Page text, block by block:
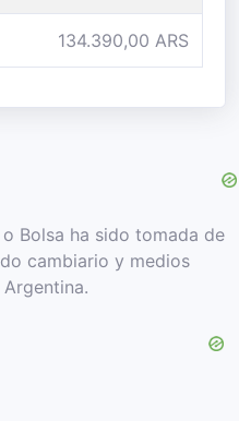
134.390,00 ARS
Bolsa ha sido tomada de
cambiario y medios